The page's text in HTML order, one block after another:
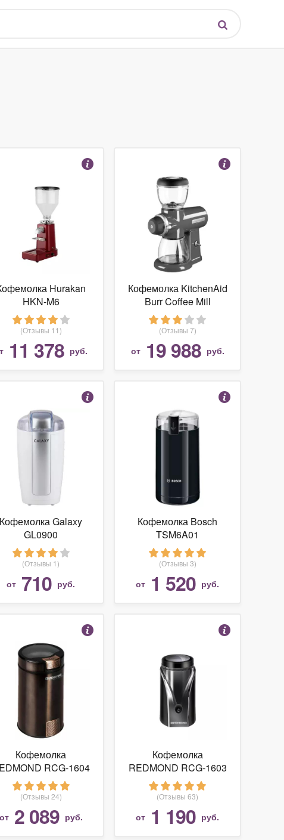
Hurakan
HKN-M6
(Отзывы 11)
11 378 руб.
Кофемолка KitchenAid
Burr Coffee Mill
(Отзывы 7)
от 19 988 руб.
Кофемолка Galaxy
GL0900
(Отзывы 1)
от 710 руб.
Кофемолка Bosch
TSM6A01
(Отзывы 3)
от 1 520 руб.
Кофемолка
RCG-1604
(Отзывы 24)
от 2 089 руб.
Кофемолка
REDMOND RCG-1603
(Отзывы 63)
от 1 190 руб.